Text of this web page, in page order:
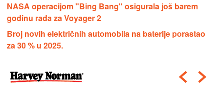
NASA operacijom "Bing Bang" osigurala još barem
godinu rada za Voyager 2
Broj novih električnih automobila na baterije porastao
za 30 % u 2025.